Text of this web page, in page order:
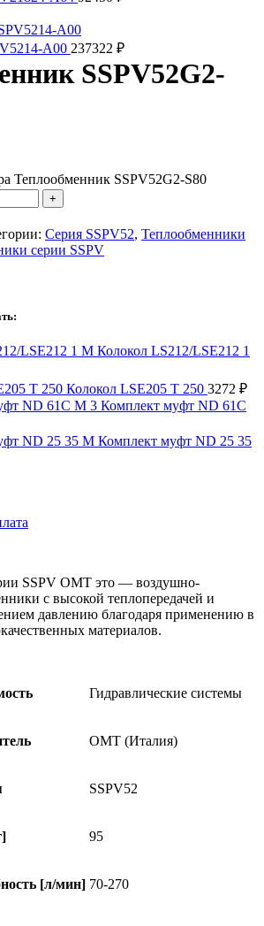
A00 237322 ₽
SSPV52G2-
Теплообменник SSPV52G2-S80
Серия SSPV52, Теплообменники
серии SSPV
Колокол LS212/LSE212 1
Колокол LSE205 T 250 3272 ₽
Комплект муфт ND 61C
Комплект муфт ND 25 35
SSPV OMT это — воздушно-
с высокой теплопередачей и
давлению благодаря применению в
материалов.
Гидравлические системы
OMT (Италия)
SSPV52
95
[л/мин] 70-270